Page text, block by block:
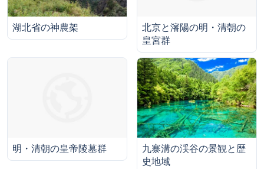
湖北省の神農架
北京と瀋陽の明・清朝の
皇宮群
明・清朝の皇帝陵墓群
九寨溝の渓谷の景観と歴
史地域